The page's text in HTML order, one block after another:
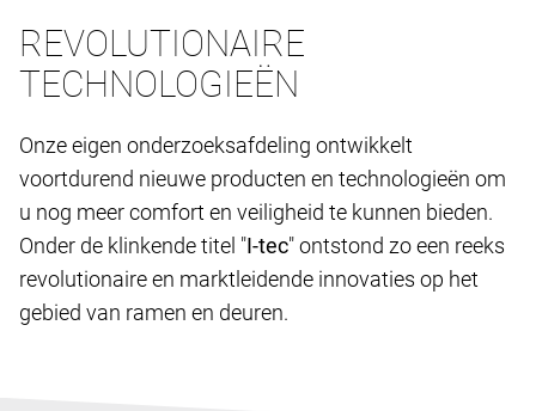
REVOLUTIONAIRE
TECHNOLOGIEËN
Onze eigen onderzoeksafdeling ontwikkelt
voortdurend nieuwe producten en technologieën om
u nog meer comfort en veiligheid te kunnen bieden.
Onder de klinkende titel "I-tec" ontstond zo een reeks
revolutionaire en marktleidende innovaties op het
gebied van ramen en deuren.